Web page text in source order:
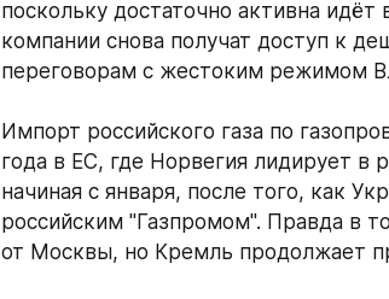
поскольку достаточно активна
компании снова получат доступ к
переговорам с жестоким режимом
Импорт российского газа по
года в ЕС, где Норвегия лидирует в
начиная с января, после того, как
российским "Газпромом". Правда в
от Москвы, но Кремль продолжает